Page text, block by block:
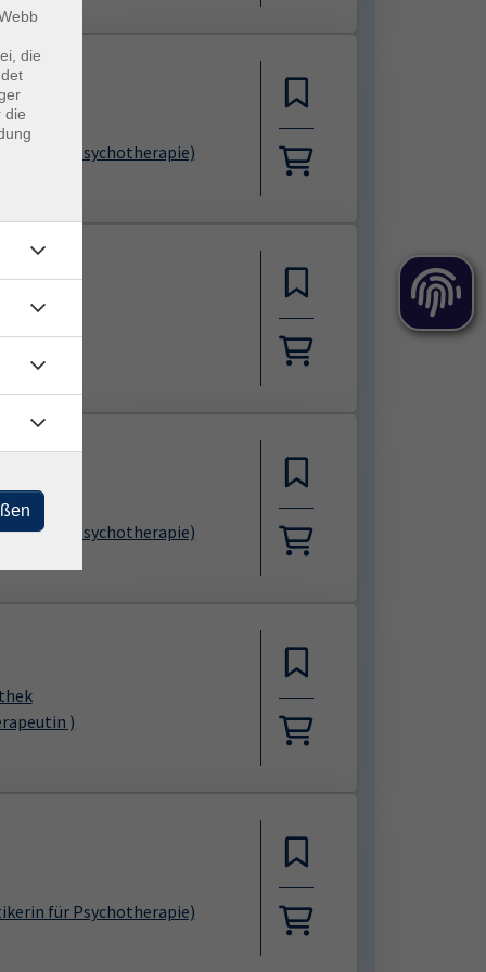
für Psychotherapie)
)
für Psychotherapie)
)
für Psychotherapie)
die
die